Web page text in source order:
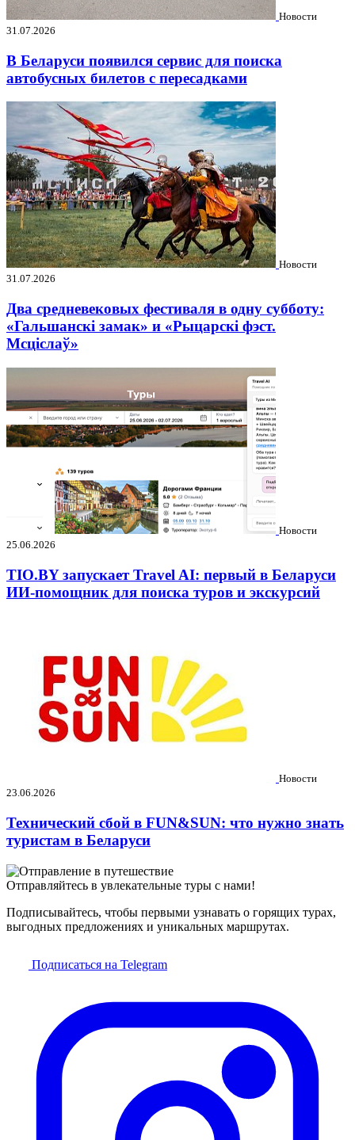
Новости
31.07.2026
В Беларуси появился сервис для поиска
автобусных билетов с пересадками
Новости
31.07.2026
Два средневековых фестиваля в одну субботу:
«Гальшанскі замак» и «Рыцарскі фэст.
Мсціслаў»
Новости
25.06.2026
TIO.BY запускает Travel AI: первый в Беларуси
ИИ-помощник для поиска туров и экскурсий
Новости
23.06.2026
Технический сбой в FUN&SUN: что нужно знать
туристам в Беларуси
Отправляйтесь в увлекательные туры с нами!
Подписывайтесь, чтобы первыми узнавать о горящих турах,
выгодных предложениях и уникальных маршрутах.
Подписаться на Telegram